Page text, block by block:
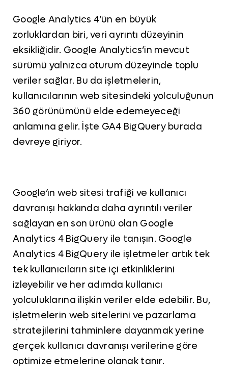
Google Analytics 4’ün en büyük
zorluklardan biri, veri ayrıntı düzeyinin
eksikliğidir. Google Analytics’in mevcut
sürümü yalnızca oturum düzeyinde toplu
veriler sağlar. Bu da işletmelerin,
kullanıcılarının web sitesindeki yolculuğunun
360 görünümünü elde edemeyeceği
anlamına gelir. İşte GA4 BigQuery burada
devreye giriyor.
Google’ın web sitesi trafiği ve kullanıcı
davranışı hakkında daha ayrıntılı veriler
sağlayan en son ürünü olan Google
Analytics 4 BigQuery ile tanışın. Google
Analytics 4 BigQuery ile işletmeler artık tek
tek kullanıcıların site içi etkinliklerini
izleyebilir ve her adımda kullanıcı
yolculuklarına ilişkin veriler elde edebilir. Bu,
işletmelerin web sitelerini ve pazarlama
stratejilerini tahminlere dayanmak yerine
gerçek kullanıcı davranışı verilerine göre
optimize etmelerine olanak tanır.